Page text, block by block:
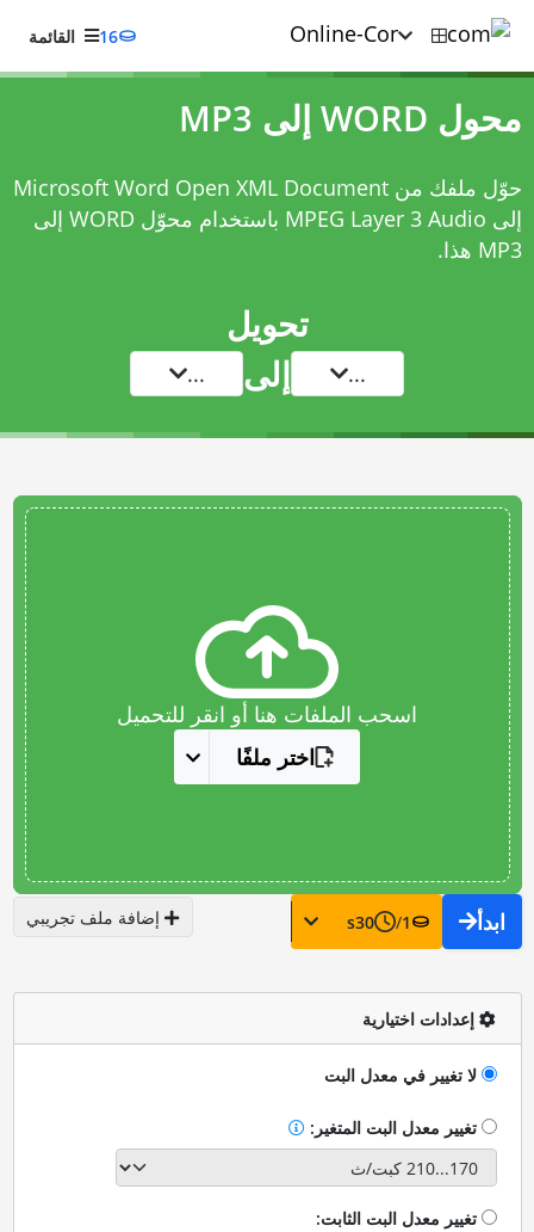
16 القائمة
محول WORD إلى MP3
حوّل ملفك من Microsoft Word Open XML Document
إلى MPEG Layer 3 Audio باستخدام
محوّل WORD إلى
MP3هذا.
تحويل
... إلى ...
اسحب الملفات هنا أو انقر للتحميل
اختر ملفًا
ابدأ 1
/
30
s إضافة ملف تجريبي
إعدادات اختيارية
لا تغيير في معدل البت
تغيير معدل البت المتغير:
تغيير معدل البت الثابت: